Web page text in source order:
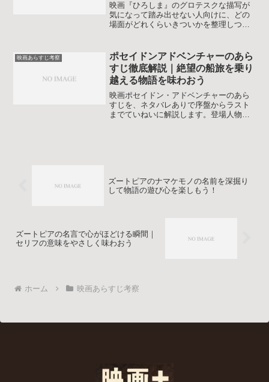
映画『ひろしま』のグロテスクな描写が
気になって踏み出せない人向けに、どの
場面がどれくらいきついかを整理しつ
合うための考え方を解説します。
映画あらすじ考察
ポセイドンアドベンチャーのあら
すじ徹底解説｜絶望の船旅を乗り
越える物語を味わおう
映画ポセイドン・アドベンチャーのあら
すじを、ネタバレありで序盤からラスト
までていねいに解説します。登場人物の
ズートピアのナマケモノの名前を深掘り
して物語の遊び心を楽しもう！
ズートピアの名言で心がほどける瞬間｜
セリフの意味をやさしく味わおう
ホーム 映画あらすじ考察